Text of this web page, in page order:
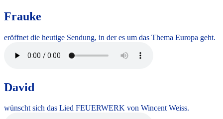
Frauke
eröffnet die heutige Sendung, in der es um das Thema Europa geht.
David
wünscht sich das Lied FEUERWERK von Wincent Weiss.